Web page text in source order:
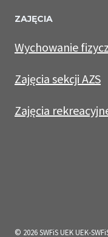
ZAJĘCIA
Wychowanie
Zajęcia sekcji AZS
Zajęcia
© 2026 SWFiS UEK UEK-